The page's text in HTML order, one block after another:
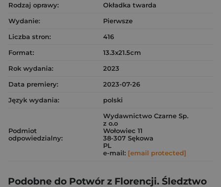
Rodzaj oprawy:
Okładka twarda
Wydanie:
Pierwsze
Liczba stron:
416
Format:
13.3x21.5cm
Rok wydania:
2023
Data premiery:
2023-07-26
Język wydania:
polski
Podmiot
odpowiedzialny:
Wydawnictwo Czarne Sp.
z o.o
Wołowiec 11
38-307 Sękowa
PL
e-mail: [email protected]
Podobne do Potwór z Florencji. Śledztwo